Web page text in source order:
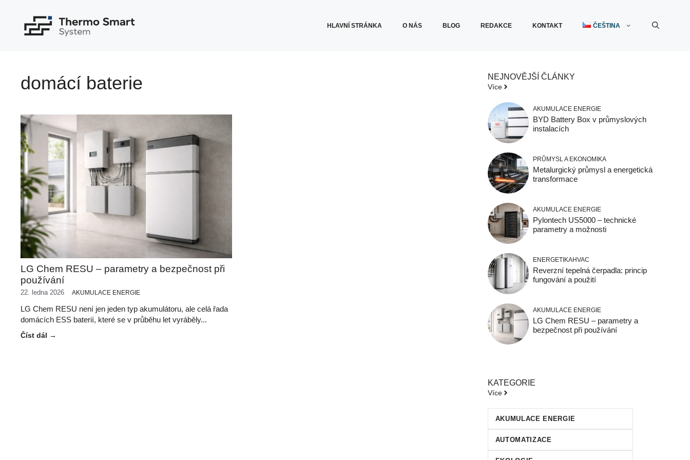
HLAVNÍ STRÁNKA O NÁS BLOG REDAKCE KONTAKT ČEŠTINA
domácí baterie
LG Chem RESU – parametry a bezpečnost při
používání
22. ledna 2026 AKUMULACE ENERGIE
LG Chem RESU není jen jeden typ akumulátoru, ale celá řada
domácích ESS baterií, které se v průběhu let vyráběly...
Číst dál →
NEJNOVĚJŠÍ ČLÁNKY
Více
AKUMULACE ENERGIE
BYD Battery Box v průmyslových
instalacích
PRŮMYSL A EKONOMIKA
Metalurgický průmysl a energetická
transformace
AKUMULACE ENERGIE
Pylontech US5000 – technické
parametry a možnosti
ENERGETIKAHVAC
Reverzní tepelná čerpadla: princip
fungování a použití
AKUMULACE ENERGIE
LG Chem RESU – parametry a
bezpečnost při používání
KATEGORIE
Více
AKUMULACE ENERGIE
AUTOMATIZACE